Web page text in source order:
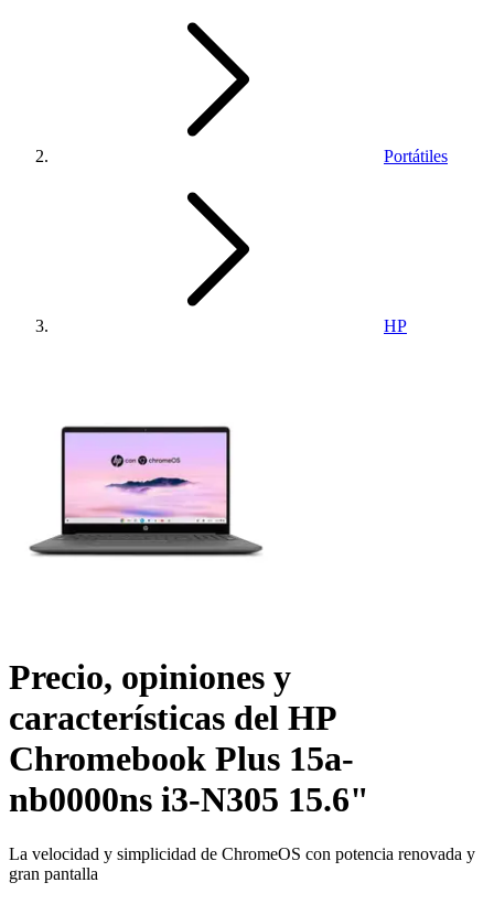
Portátiles
HP
Precio, opiniones y
características del HP
Chromebook Plus 15a-
nb0000ns i3-N305 15.6"
La velocidad y simplicidad de ChromeOS con potencia renovada y
gran pantalla